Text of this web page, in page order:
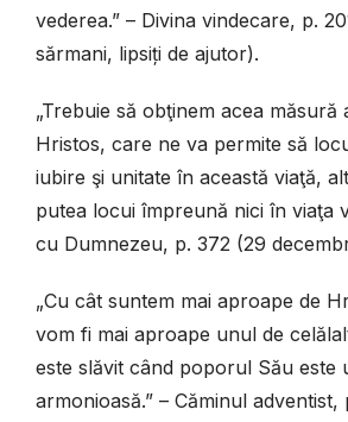
vederea.” – Divina vindecare, p.
sărmani, lipsiți de ajutor).
„Trebuie să obţinem acea măsură
Hristos, care ne va permite să
iubire şi unitate în această viaţă,
putea locui împreună nici în viaţa
cu Dumnezeu, p. 372 (29
„Cu cât suntem mai aproape de
vom fi mai aproape unul de
este slăvit când poporul Său este
armonioasă.” – Căminul adventist,